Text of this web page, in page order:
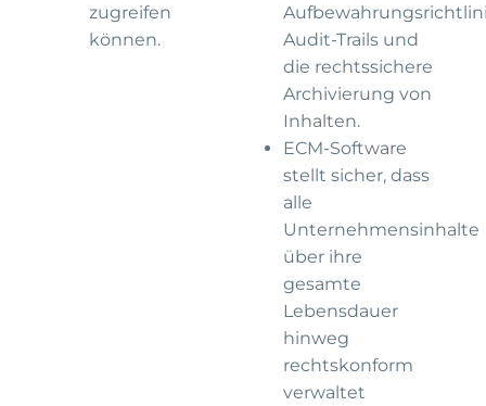
zugreifen
können.
Audit-Trails und
die rechtssichere
Archivierung von
Inhalten.
ECM-Software
stellt sicher, dass
alle
Unternehmensinhalte
über ihre
gesamte
Lebensdauer
hinweg
rechtskonform
verwaltet